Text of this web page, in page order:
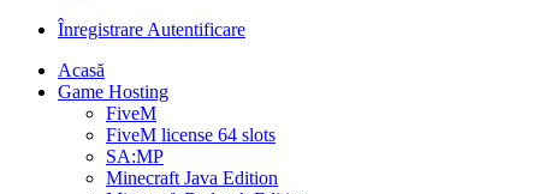
Înregistrare Autentificare
Acasă
Game Hosting
FiveM
FiveM license 64 slots
SA:MP
Minecraft Java Edition